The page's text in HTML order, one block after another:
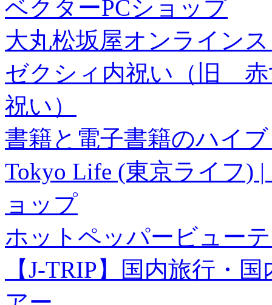
ベクターPCショップ
大丸松坂屋オンライン
ゼクシィ内祝い（旧 赤
祝い）
書籍と電子書籍のハイ
Tokyo Life (東京ライフ)
ョップ
ホットペッパービュー
【J-TRIP】国内旅行・